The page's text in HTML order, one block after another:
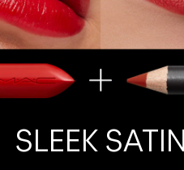
SLEEK SATIN